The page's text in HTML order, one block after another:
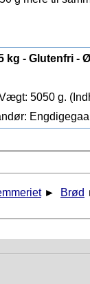
kg - Glutenfri -
5050 g.
► Brød